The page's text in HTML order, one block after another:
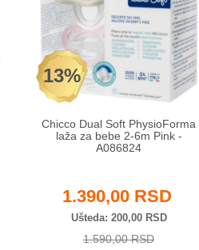
13%
Chicco Dual Soft PhysioForma
laža za bebe 2-6m Pink -
A086824
1.390,00 RSD
Ušteda 200,00 RSD
1.590,00 RSD